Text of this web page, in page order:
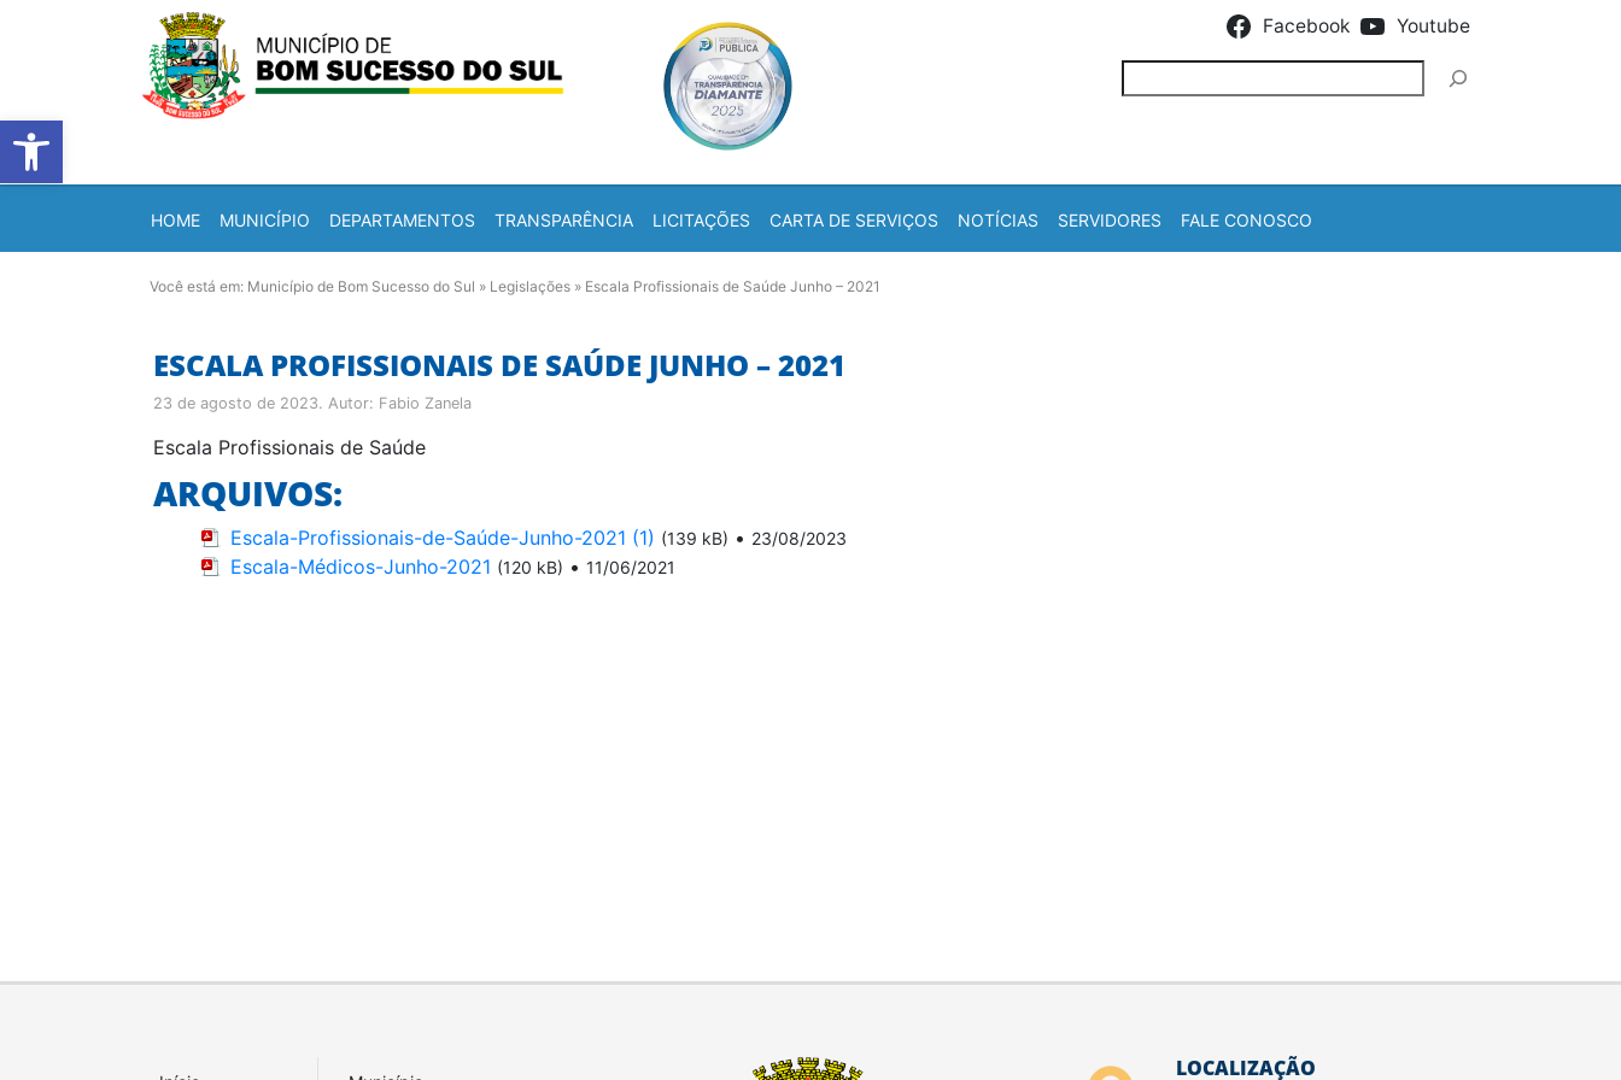
Barra de Ferramentas Aberta
Facebook Youtube
HOME MUNICÍPIO DEPARTAMENTOS TRANSPARÊNCIA LICITAÇÕES CARTA DE SERVIÇOS NOTÍCIAS SERVIDORES FALE CONOSCO
Você está em: Município de Bom Sucesso do Sul » Legislações » Escala Profissionais de Saúde Junho – 2021
ESCALA PROFISSIONAIS DE SAÚDE JUNHO – 2021
23 de agosto de 2023. Autor: Fabio Zanela
Escala Profissionais de Saúde
ARQUIVOS:
Escala-Profissionais-de-Saúde-Junho-2021 (1) (139 kB) • 23/08/2023
Escala-Médicos-Junho-2021 (120 kB) • 11/06/2021
LOCALIZAÇÃO